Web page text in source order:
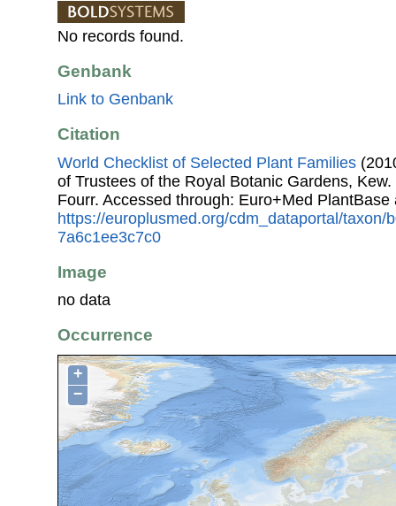
No records found.
Genbank
Link to Genbank
Citation
World Checklist of Selected Plant Families
of Trustees of the Royal Botanic Gardens, Kew.
Fourr. Accessed through: Euro+Med PlantBase
https://europlusmed.org/cdm_dataportal/taxon/
7a6c1ee3c7c0
Image
no data
Occurrence
+
−